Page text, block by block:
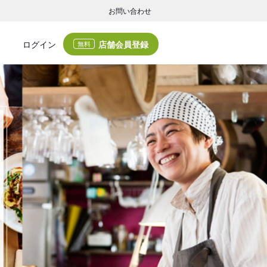
お問い合わせ
ログイン 無料 店舗会員登録
集客・業務支援
グの集客サービスと業務支援サービスで店舗経営の課題解決を支援します。